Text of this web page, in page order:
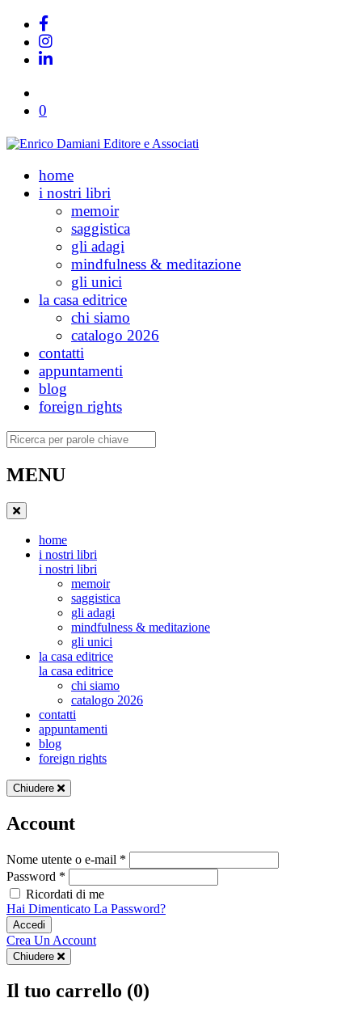
0
home
i nostri libri
memoir
saggistica
gli adagi
mindfulness & meditazione
gli unici
la casa editrice
chi siamo
catalogo 2026
contatti
appuntamenti
blog
foreign rights
Ricerca
MENU
home
i nostri libri
i nostri libri
memoir
saggistica
gli adagi
mindfulness & meditazione
gli unici
la casa editrice
la casa editrice
chi siamo
catalogo 2026
contatti
appuntamenti
blog
foreign rights
Chiudere
Account
Nome utente o e-mail *
Password *
Ricordati di me
Hai Dimenticato La Password?
Accedi
Crea Un Account
Chiudere
Il tuo carrello (0)